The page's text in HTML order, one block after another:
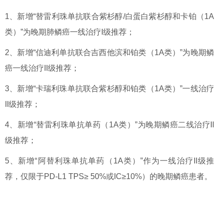
1、新增“替雷利珠单抗联合紫杉醇/白蛋白紫杉醇和卡铂（1A
类）”为晚期肺鳞癌一线治疗I级推荐；
2、新增“信迪利单抗联合吉西他滨和铂类（1A类）”为晚期鳞
癌一线治疗II级推荐；
3、新增“卡瑞利珠单抗联合紫杉醇和铂类（1A类）”一线治疗
II级推荐；
4、新增“替雷利珠单抗单药（1A类）”为晚期鳞癌二线治疗II
级推荐；
5、新增“阿替利珠单抗单药（1A类）”作为一线治疗II级推
荐，仅限于PD-L1 TPS≥ 50%或IC≥10%）的晚期鳞癌患者。